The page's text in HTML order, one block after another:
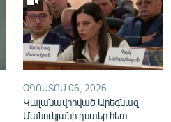
ՕԳՈՍՏՈՍ 06, 2026
Կալանավորված Արեգնազ
Մանուկյանի դստեր հետ